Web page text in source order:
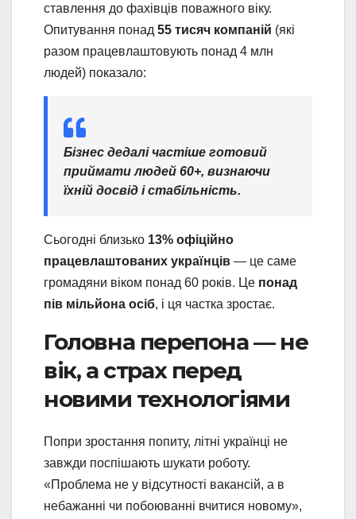
ставлення до фахівців поважного віку.
Опитування понад 55 тисяч компаній (які
разом працевлаштовують понад 4 млн
людей) показало:
Бізнес дедалі частіше готовий
приймати людей 60+, визнаючи
їхній досвід і стабільність.
Сьогодні близько 13% офіційно
працевлаштованих українців — це саме
громадяни віком понад 60 років. Це понад
пів мільйона осіб, і ця частка зростає.
Головна перепона — не
вік, а страх перед
новими технологіями
Попри зростання попиту, літні українці не
завжди поспішають шукати роботу.
«Проблема не у відсутності вакансій, а в
небажанні чи побоюванні вчитися новому»,